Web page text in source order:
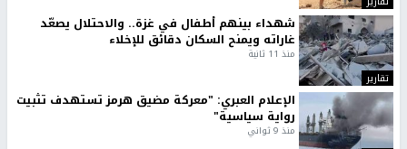
تقارير
شهداء بينهم أطفال في غزة.. والاحتلال يصعّد
غاراته ويمنح السكان دقائق للإخلاء
منذ 11 ثانية
الإعلام العبري: "معركة مضيق هرمز تستهدف تثبيت
رواية سياسية"
منذ 9 ثواني